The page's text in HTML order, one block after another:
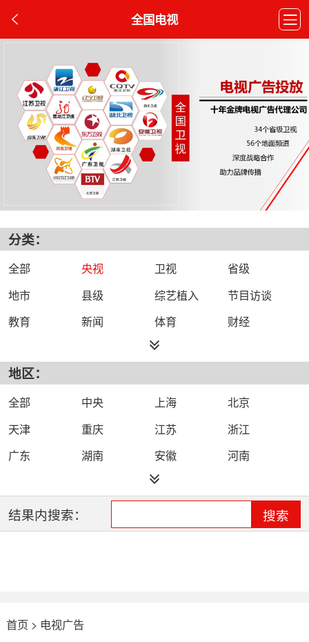
全国电视
分类：
全部 央视 卫视
省级
地市
县级 综艺植入
节目访谈
教育
新闻 体育
财经
科技
都市
文化
文艺 娱乐
影视
电影
生活 电视剧
综合
时尚
民生 IPTV智能电视
数字电视
站）
地区：
全部 中央 上海
北京
天津
重庆 江苏
浙江
广东
湖南 安徽
河南
四川
辽宁
山西
海南 陕西
甘肃
结果内搜索： 搜索
首页 > 电视广告